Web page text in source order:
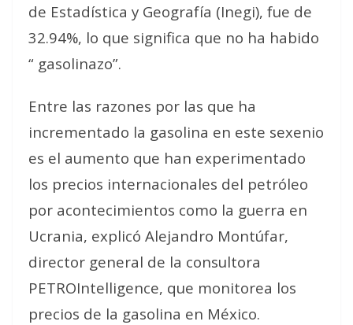
de Estadística y Geografía (Inegi), fue de
32.94%, lo que significa que no ha habido
“ gasolinazo”.
Entre las razones por las que ha
incrementado la gasolina en este sexenio
es el aumento que han experimentado
los precios internacionales del petróleo
por acontecimientos como la guerra en
Ucrania, explicó Alejandro Montúfar,
director general de la consultora
PETROIntelligence, que monitorea los
precios de la gasolina en México.